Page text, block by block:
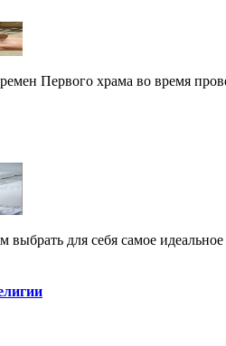
Первого храма во время
для себя самое